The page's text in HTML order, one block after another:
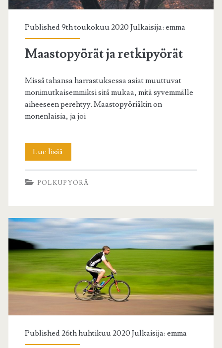
Published 9th toukokuu 2020 Julkaisija: emma
Maastopyörät ja retkipyörät
Missä tahansa harrastuksessa asiat muuttuvat
monimutkaisemmiksi sitä mukaa, mitä syvemmälle
aiheeseen perehtyy. Maastopyöriäkin on
monenlaisia, ja joi
Lue lisää
ja
retkipyörät
POLKUPYÖRÄ
Published 26th huhtikuu 2020 Julkaisija: emma